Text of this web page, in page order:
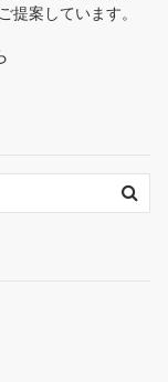
提案しています。